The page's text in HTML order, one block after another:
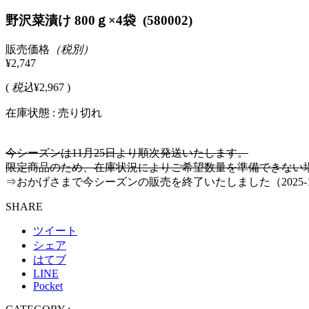
野沢菜漬け 800ｇ×4袋 (580002)
販売価格 （税別）
¥2,747
( 税込¥2,967 )
在庫状態 : 売り切れ
今シーズンは11月25日より順次発送いたします。
限定商品のため、在庫状況によりご希望数量を準備できない
⇒おかげさまで今シーズンの販売を終了いたしました（2025-
SHARE
ツイート
シェア
はてブ
LINE
Pocket